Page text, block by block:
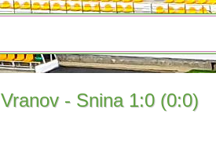
Vranov - Snina 1:0 (0:0)